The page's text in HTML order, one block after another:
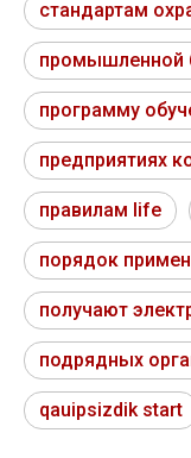
стандартам
промышленной
программу
предприятиях
правилам life
порядок
получают
подрядных
qauipsizdik start